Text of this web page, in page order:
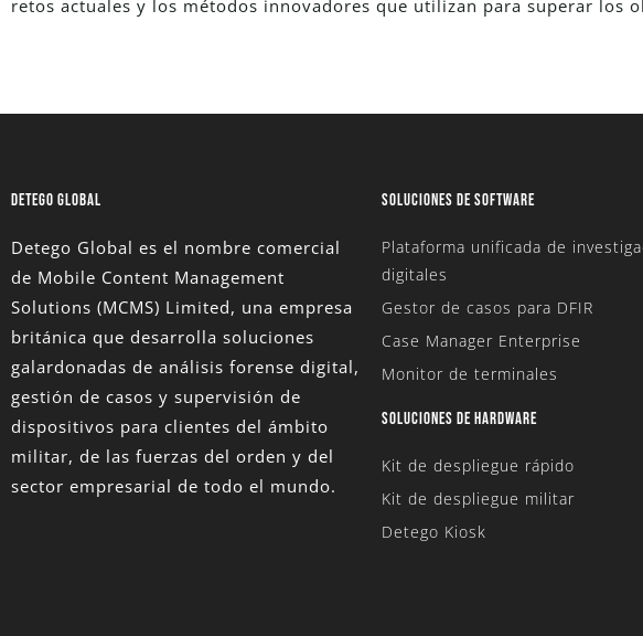
retos actuales y los métodos innovadores que utilizan para superar los
DETEGO GLOBAL
Detego Global es el nombre comercial
de Mobile Content Management
Solutions (MCMS) Limited, una empresa
británica que desarrolla soluciones
galardonadas de análisis forense digital,
gestión de casos y supervisión de
dispositivos para clientes del ámbito
militar, de las fuerzas del orden y del
sector empresarial de todo el mundo.
SOLUCIONES DE SOFTWARE
Plataforma unificada de
digitales
Gestor de casos para DFIR
Case Manager Enterprise
Monitor de terminales
SOLUCIONES DE HARDWARE
Kit de despliegue rápido
Kit de despliegue militar
Detego Kiosk